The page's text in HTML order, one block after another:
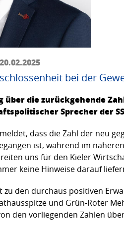
bei der
die zurückgehende
Sprecher der
dass die Zahl der neu
ist, während im
uns für den Kieler
keine Hinweise darauf
zu den durchaus positiven
und Grün-Roter
den vorliegenden Zahlen